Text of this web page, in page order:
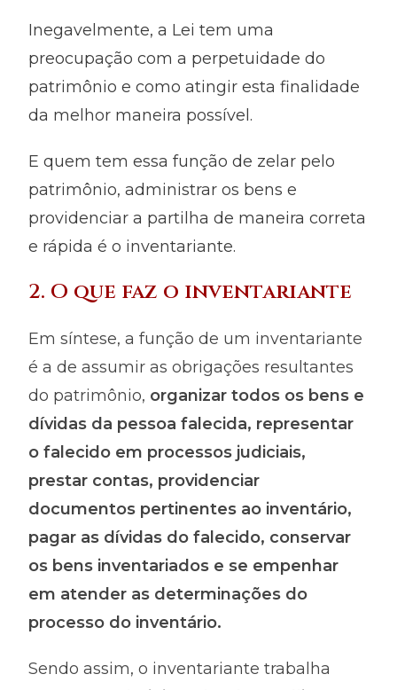
Inegavelmente, a Lei tem uma
preocupação com a perpetuidade do
patrimônio e como atingir esta finalidade
da melhor maneira possível.
E quem tem essa função de zelar pelo
patrimônio, administrar os bens e
providenciar a partilha de maneira correta
e rápida é o inventariante.
2. O que faz o inventariante
Em síntese, a função de um inventariante
é a de assumir as obrigações resultantes
do patrimônio, organizar todos os bens e
dívidas da pessoa falecida, representar
o falecido em processos judiciais,
prestar contas, providenciar
documentos pertinentes ao inventário,
pagar as dívidas do falecido, conservar
os bens inventariados e se empenhar
em atender as determinações do
processo do inventário.
Sendo assim, o inventariante trabalha